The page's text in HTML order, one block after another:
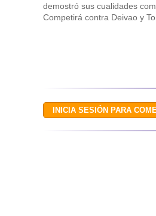
demostró sus cualidades
Competirá contra Deivao y